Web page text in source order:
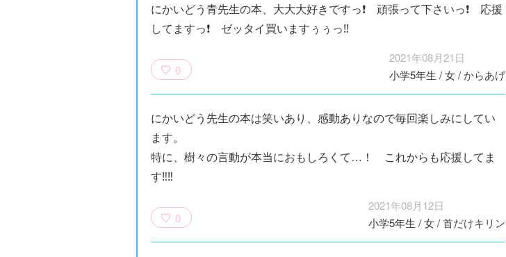
にかいどう青先生の本、大大大好きですっ❗️ 頑張って下さいっ❗️ 応援
してますっ❗️ ゼッタイ買いますぅぅっ‼️
0
2021年08月21日
小学5年生 /女/からあげ
にかいどう先生の本は笑いあり、感動ありなので毎回楽しみにしてい
ます。
特に、樹々の言動が本当におもしろくて…！ これからも応援してま
す‼‼
0
2021年08月12日
小学5年生 /女/首だけキリン